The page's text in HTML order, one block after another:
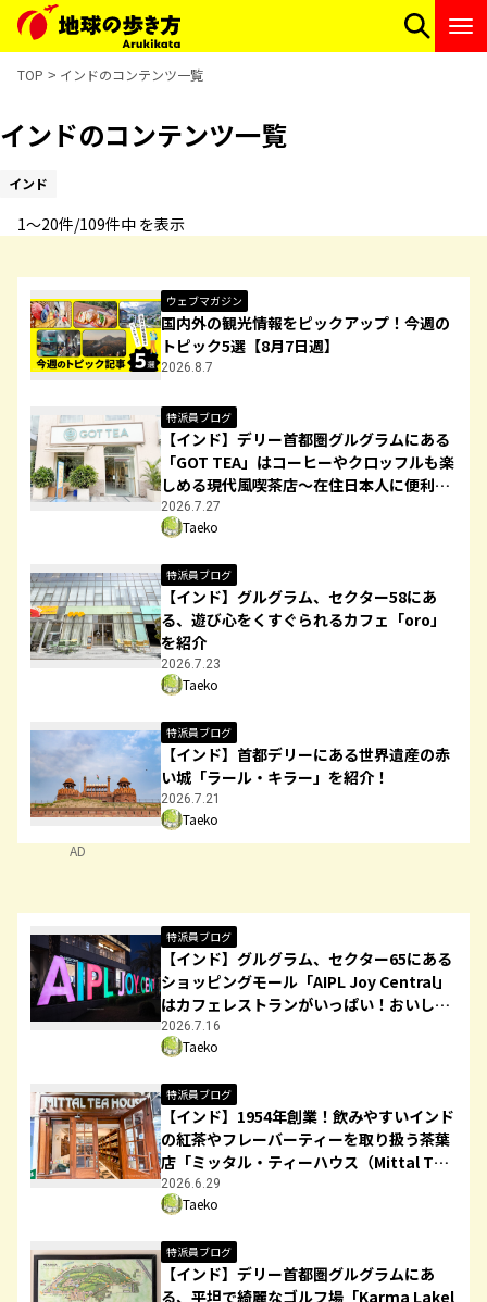
TOP インドのコンテンツ一覧
インドのコンテンツ一覧
インド
1〜20件/109件中 を表示
ウェブマガジン
国内外の観光情報をピックアップ！今週の
トピック5選【8月7日週】
2026.8.7
特派員ブログ
【インド】デリー首都圏グルグラムにある
「GOT TEA」はコーヒーやクロッフルも楽
しめる現代風喫茶店～在住日本人に便利な
「Palm Spring Plaza」店を紹介
2026.7.27
Taeko
特派員ブログ
【インド】グルグラム、セクター58にあ
る、遊び心をくすぐられるカフェ「oro」
を紹介
2026.7.23
Taeko
特派員ブログ
【インド】首都デリーにある世界遺産の赤
い城「ラール・キラー」を紹介！
2026.7.21
Taeko
AD
特派員ブログ
【インド】グルグラム、セクター65にある
ショッピングモール「AIPL Joy Central」
はカフェレストランがいっぱい！おいしか
った3店をご紹介！
2026.7.16
Taeko
特派員ブログ
【インド】1954年創業！飲みやすいインド
の紅茶やフレーバーティーを取り扱う茶葉
店「ミッタル・ティーハウス（Mittal Tea
House）」を紹介
2026.6.29
Taeko
特派員ブログ
【インド】デリー首都圏グルグラムにあ
る、平坦で綺麗なゴルフ場「Karma Lakel